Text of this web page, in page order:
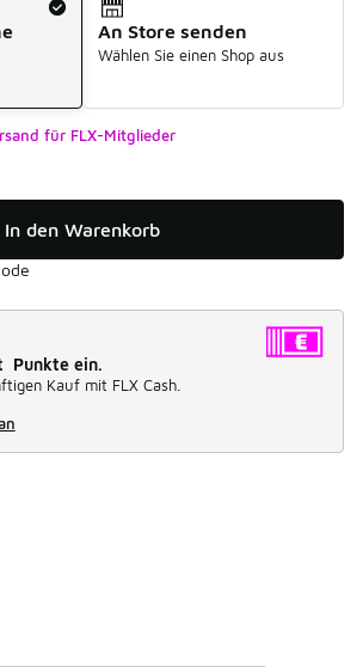
An Store senden
Wählen Sie einen Shop aus
für FLX-Mitglieder
In den Warenkorb
Punkte ein.
Kauf mit FLX Cash.